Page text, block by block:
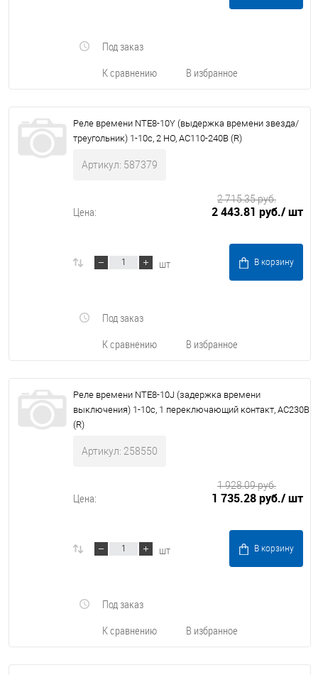
К сравнению В избранное
Под заказ
Реле времени NTE8-10Y (выдержка времени звезда/
треугольник) 1-10с, 2 НО, AC110-240В (R)
Артикул: 587379
Цена: 2 443.81 руб./ шт
2 715.35 руб.
шт В корзину
К сравнению В избранное
Под заказ
Реле времени NTE8-10J (задержка времени
выключения) 1-10с, 1 переключающий контакт, AC230В
(R)
Артикул: 258550
Цена: 1 735.28 руб./ шт
1 928.09 руб.
шт В корзину
К сравнению В избранное
Под заказ